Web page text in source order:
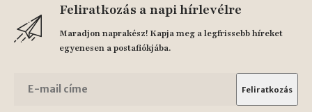
Feliratkozás a napi hírlevélre
Maradjon naprakész! Kapja meg a legfrissebb híreket
egyenesen a postafiókjába.